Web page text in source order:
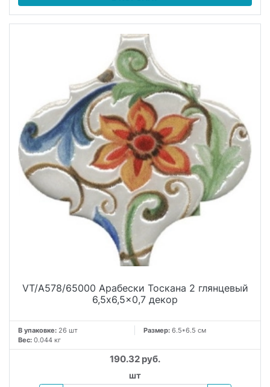
VT/A578/65000 Арабески Тоскана 2 глянцевый
6,5x6,5x0,7 декор
В упаковке: 26 шт Размер: 6.5*6.5 см
Вес: 0.044 кг
190.32 руб.
шт